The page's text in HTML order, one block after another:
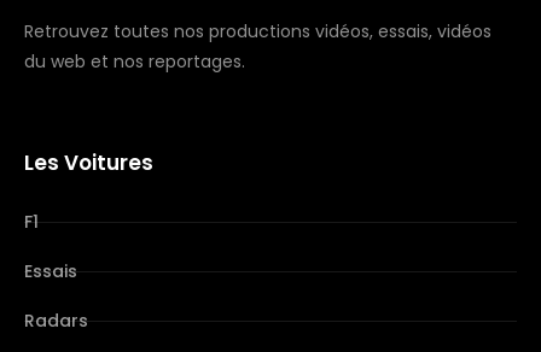
Retrouvez toutes nos productions vidéos, essais, vidéos
du web et nos reportages.
Les Voitures
F1
Essais
Radars